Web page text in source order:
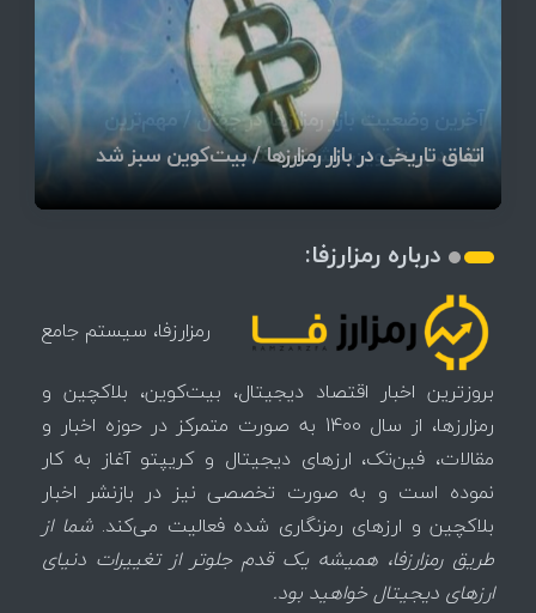
آخرین وضعیت بازار رمزارزها در جهان / مهم‌ترین
تهدید بیت‌کوین مشخص شد
اتفاق تاریخی در بازار رمزارزها / بیت‌کوین سبز شد
قیمت تتر، بیت‌کوین و اتریوم امروز دوشنبه ۵ مرداد
۱۴۰۵ | بیت‌کوین این مرز را از دست بدهد، همه‌چیز
تغییر می‌کند
رقابت پنهان دولت‌ها بر سر بیت‌کوین/ ۱۰ کشور برتر
کدامند؟
اتفاق مهم در بازار رمزارزها / بیت‌کوین وارد فاز تازه شد
تازه‌ترین رسوایی ارز دیجیتال؛ شکایت میلیاردی روی
میز / ۶۲۲ بیت‌کوین کجا رفت؟
بحران بدهی شرکت‌ها و خطر فروش اجباری میلیاردها
دلار بیت‌کوین
آیا بیت‌کوین دوباره به کانال ۴۴ هزار دلار برمی‌گردد؟
درباره رمزارزفا:
رمزارزفا، سیستم جامع
بروزترین اخبار اقتصاد دیجیتال، بیت‌کوین، بلاکچین و
رمزارزها، از سال 1400 به صورت متمرکز در حوزه اخبار و
مقالات، فین‌تک، ارزهای‌ دیجیتال و کریپتو آغاز به کار
نموده است و به صورت تخصصی نیز در بازنشر اخبار
بلاکچین و ارزهای رمزنگاری شده فعالیت می‌کند.شما از
طریق رمزارزفا، همیشه یک قدم جلوتر از تغییرات دنیای
ارزهای دیجیتال خواهید بود.